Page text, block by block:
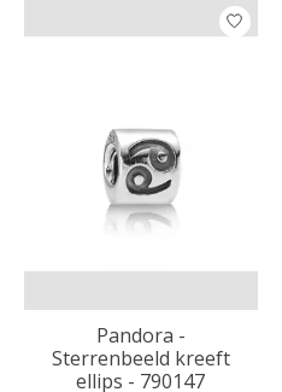
Pandora -
Sterrenbeeld kreeft
ellips - 790147